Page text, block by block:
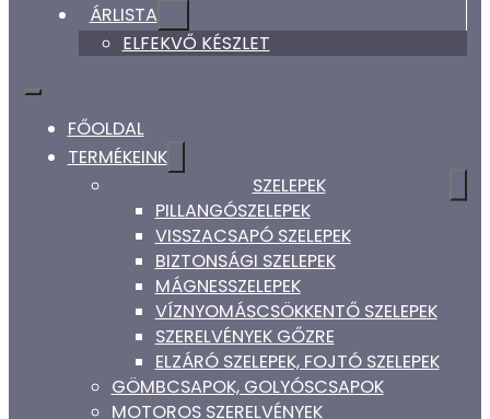
ÁRLISTA
ELFEKVŐ KÉSZLET
FŐOLDAL
TERMÉKEINK
SZELEPEK
PILLANGÓSZELEPEK
VISSZACSAPÓ SZELEPEK
BIZTONSÁGI SZELEPEK
MÁGNESSZELEPEK
VÍZNYOMÁSCSÖKKENTŐ SZELEPEK
SZERELVÉNYEK GŐZRE
ELZÁRÓ SZELEPEK, FOJTÓ SZELEPEK
GÖMBCSAPOK, GOLYÓSCSAPOK
MOTOROS SZERELVÉNYEK